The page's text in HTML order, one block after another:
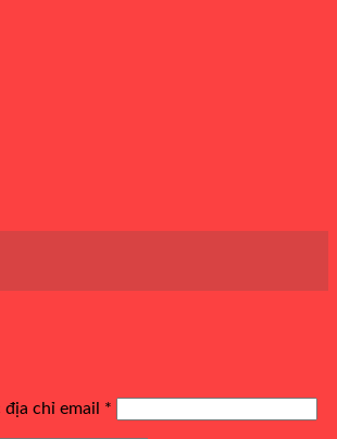
chỉ email *